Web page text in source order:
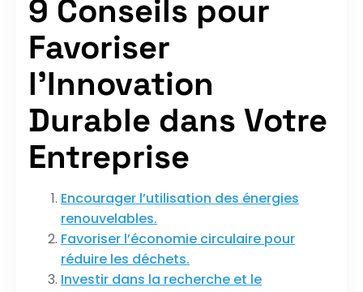
9 Conseils pour
Favoriser
l’Innovation
Durable dans Votre
Entreprise
Encourager l’utilisation des énergies
renouvelables.
Favoriser l’économie circulaire pour
réduire les déchets.
Investir dans la recherche et le